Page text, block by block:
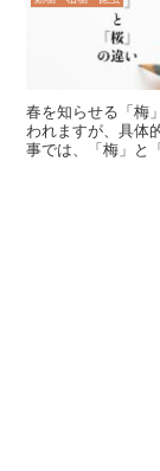
春を知らせる「梅
われますが、具体
事では、「梅」と